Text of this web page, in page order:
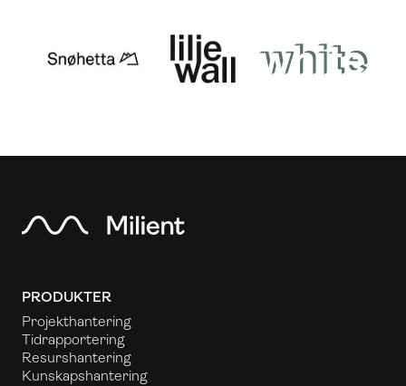
PRODUKTER
Projekthantering
Tidrapportering
Resurshantering
Kunskapshantering